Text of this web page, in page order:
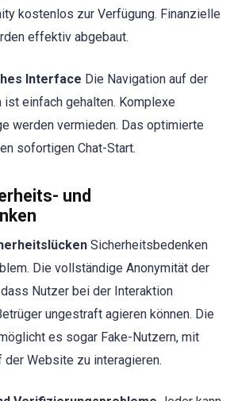
kostenlos zur Verfügung. Finanzielle
effektiv abgebaut.
Interface Die Navigation auf der
einfach gehalten. Komplexe
werden vermieden. Das optimierte
sofortigen Chat-Start.
und
Sicherheitsbedenken
Die vollständige Anonymität der
Nutzer bei der Interaktion
ungestraft agieren können. Die
es sogar Fake-Nutzern, mit
der Website zu interagieren.